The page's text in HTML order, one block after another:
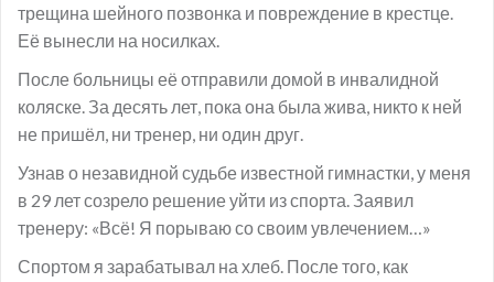
трещина шейного позвонка и повреждение в крестце.
Её вынесли на носилках.
После больницы её отправили домой в инвалидной
коляске. За десять лет, пока она была жива, никто к ней
не пришёл, ни тренер, ни один друг.
Узнав о незавидной судьбе известной гимнастки, у меня
в 29 лет созрело решение уйти из спорта. Заявил
тренеру: «Всё! Я порываю со своим увлечением…»
Спортом я зарабатывал на хлеб. После того, как